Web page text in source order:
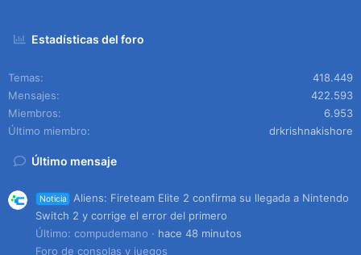
Estadísticas del foro
Temas
418.449
Mensajes
422.593
Miembros
6.953
Último miembro
drkrishnakishore
Último mensaje
Noticia
Aliens: Fireteam Elite 2 confirma su llegada a Nintendo
Switch 2 y corrige el error del primero
Último: compudemano
hace 48 minutos
Foro de consolas y juegos